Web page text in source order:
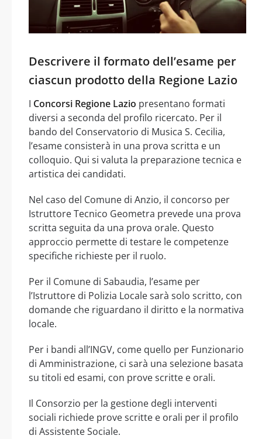
Descrivere il formato dell’esame per
ciascun prodotto della Regione Lazio
I Concorsi Regione Lazio presentano formati
diversi a seconda del profilo ricercato. Per il
bando del Conservatorio di Musica S. Cecilia,
l’esame consisterà in una prova scritta e un
colloquio. Qui si valuta la preparazione tecnica e
artistica dei candidati.
Nel caso del Comune di Anzio, il concorso per
Istruttore Tecnico Geometra prevede una prova
scritta seguita da una prova orale. Questo
approccio permette di testare le competenze
specifiche richieste per il ruolo.
Per il Comune di Sabaudia, l’esame per
l’Istruttore di Polizia Locale sarà solo scritto, con
domande che riguardano il diritto e la normativa
locale.
Per i bandi all’INGV, come quello per Funzionario
di Amministrazione, ci sarà una selezione basata
su titoli ed esami, con prove scritte e orali.
Il Consorzio per la gestione degli interventi
sociali richiede prove scritte e orali per il profilo
di Assistente Sociale.